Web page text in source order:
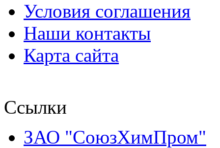
Условия соглашения
Наши контакты
Карта сайта
Ссылки
ЗАО "СоюзХимПром"